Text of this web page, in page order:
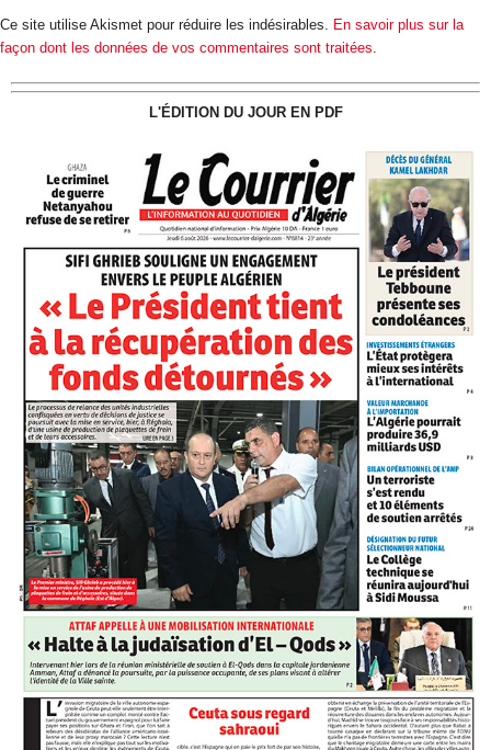
Ce site utilise Akismet pour réduire les indésirables. En savoir plus sur la
façon dont les données de vos commentaires sont traitées
L'ÉDITION DU JOUR EN PDF